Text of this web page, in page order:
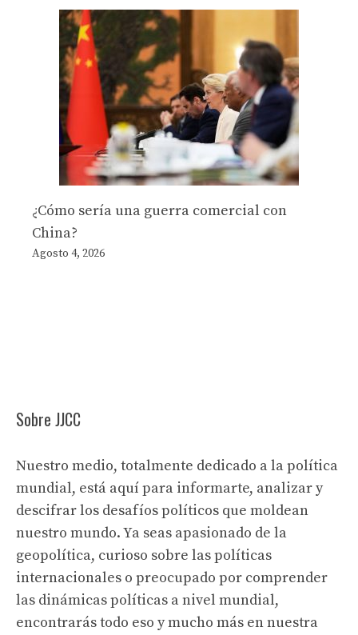
¿Cómo sería una guerra comercial con
China?
Agosto 4, 2026
Sobre JJCC
Nuestro medio, totalmente dedicado a la política
mundial, está aquí para informarte, analizar y
descifrar los desafíos políticos que moldean
nuestro mundo. Ya seas apasionado de la
geopolítica, curioso sobre las políticas
internacionales o preocupado por comprender
las dinámicas políticas a nivel mundial,
encontrarás todo eso y mucho más en nuestra